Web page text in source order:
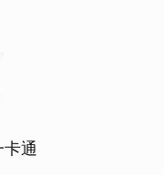
通